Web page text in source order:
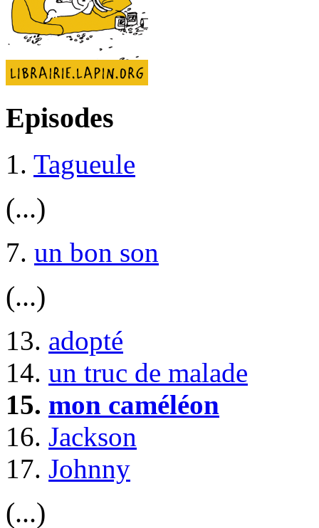
Episodes
1. Tagueule
(...)
7. un bon son
(...)
13. adopté
14. un truc de malade
15. mon caméléon
16. Jackson
17. Johnny
(...)